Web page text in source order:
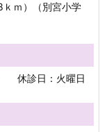
ｍ）（別宮小学
休診日：火曜日